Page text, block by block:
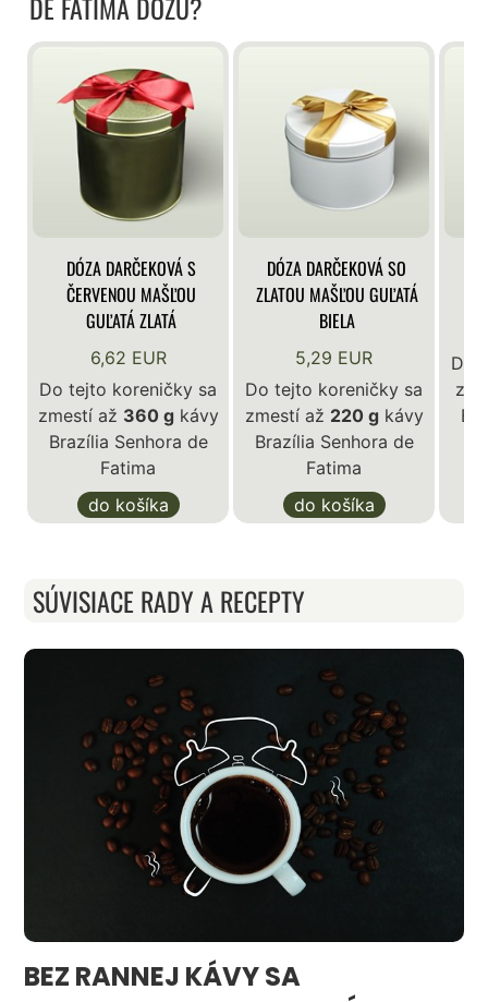
DÓZA DARČEKOVÁ S
ČERVENOU MAŠĽOU
GUĽATÁ ZLATÁ
6,62 EUR
Do tejto koreničky sa
zmestí až 360 gkávy
Brazília Senhora de
Fatima
do košíka
DÓZA DARČEKOVÁ SO
ZLATOU MAŠĽOU GUĽATÁ
BIELA
5,29 EUR
Do tejto koreničky sa
zmestí až 220 gkávy
Brazília Senhora de
Fatima
do košíka
Do
SÚVISIACE RADY A RECEPTY
BEZ RANNEJ KÁVY SA